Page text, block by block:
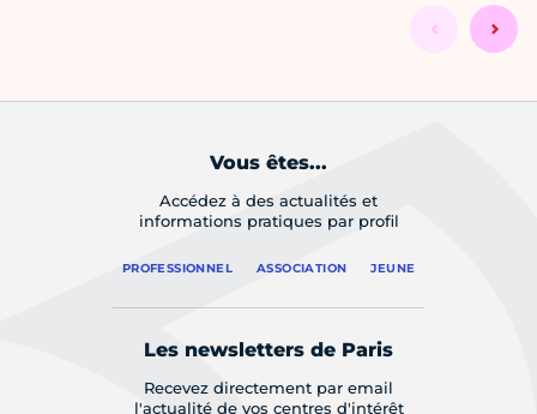
Vous êtes...
Accédez à des actualités et
informations pratiques par profil
PROFESSIONNEL ASSOCIATION JEUNE
Les newsletters de Paris
Recevez directement par email
l'actualité de vos centres d'intérêt